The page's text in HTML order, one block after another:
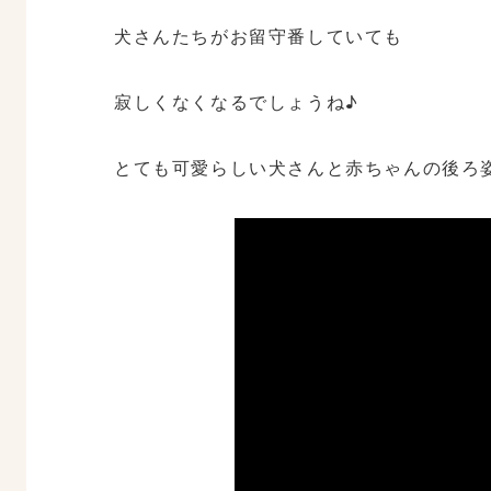
犬さんたちがお留守番していても
寂しくなくなるでしょうね♪
とても可愛らしい犬さんと赤ちゃんの後ろ